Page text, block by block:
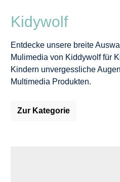
Kidywolf
Entdecke unsere breite
Mulimedia von Kiddywolf für
Kindern unvergessliche
Multimedia Produkten.
Zur Kategorie